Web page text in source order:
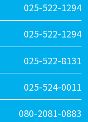
025-522-1294
025-522-1294
025-522-8131
025-524-0011
080-2081-0883